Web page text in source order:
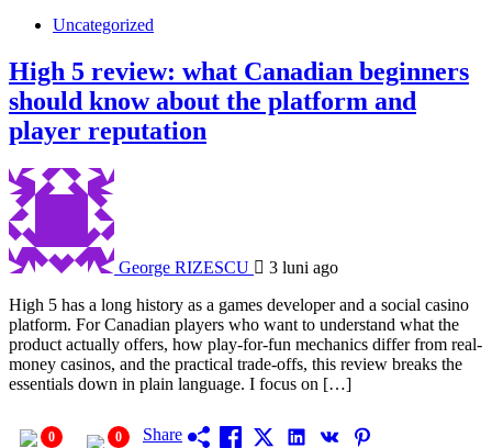
Uncategorized
High 5 review: what Canadian beginners
should know about the platform and
player reputation
George RIZESCU
3 luni ago
High 5 has a long history as a games developer and a social casino
platform. For Canadian players who want to understand what the
product actually offers, how play-for-fun mechanics differ from real-
money casinos, and the practical trade-offs, this review breaks the
essentials down in plain language. I focus on […]
0 0 Share